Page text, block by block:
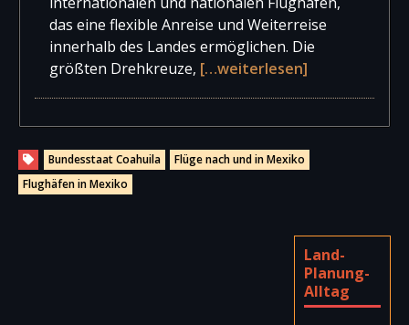
das eine flexible Anreise und Weiterreise
innerhalb des Landes ermöglichen. Die
größten Drehkreuze, […weiterlesen]
Bundesstaat Coahuila
Flüge nach und in Mexiko
Flughäfen in Mexiko
Land-
Planung-
Alltag